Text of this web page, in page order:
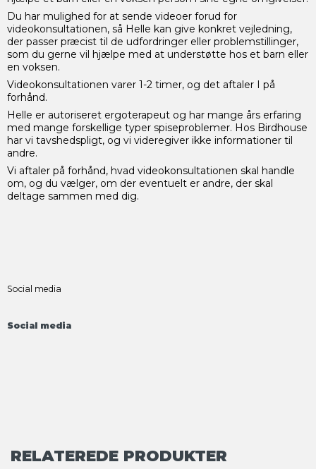
Du har mulighed for at sende videoer forud for
videokonsultationen, så Helle kan give konkret vejledning,
der passer præcist til de udfordringer eller problemstillinger,
som du gerne vil hjælpe med at understøtte hos et barn eller
en voksen.
Videokonsultationen varer 1-2 timer, og det aftaler I på
forhånd.
Helle er autoriseret ergoterapeut og har mange års erfaring
med mange forskellige typer spiseproblemer. Hos Birdhouse
har vi tavshedspligt, og vi videregiver ikke informationer til
andre.
Vi aftaler på forhånd, hvad videokonsultationen skal handle
om, og du vælger, om der eventuelt er andre, der skal
deltage sammen med dig.
Social media
Social media
RELATEREDE PRODUKTER